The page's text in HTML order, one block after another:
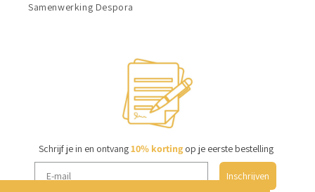
Samenwerking Despora
Schrijf je in en ontvang10% korting op je eerste bestelling
Inschrijven